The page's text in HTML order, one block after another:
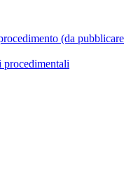
(da pubblicare